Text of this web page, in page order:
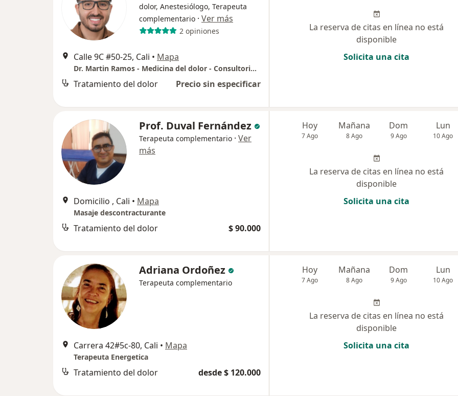
dolor, Anestesiólogo, Terapeuta
complementario · Ver más
2 opiniones
Calle 9C #50-25, Cali • Mapa
Dr. Martin Ramos - Medicina del dolor - Consultorio 808
Tratamiento del dolor Precio sin especificar
La reserva de citas en línea no está
disponible
Solicita una cita
Prof. Duval Fernández
Terapeuta complementario · Ver
más
Domicilio , Cali • Mapa
Masaje descontracturante
Tratamiento del dolor $ 90.000
Hoy
7 Ago
Mañana
8 Ago
Dom
9 Ago
Lun
10 Ago
La reserva de citas en línea no está
disponible
Solicita una cita
Adriana Ordoñez
Terapeuta complementario
Carrera 42#5c-80, Cali • Mapa
Terapeuta Energetica
Tratamiento del dolor desde $ 120.000
Hoy
7 Ago
Mañana
8 Ago
Dom
9 Ago
Lun
10 Ago
La reserva de citas en línea no está
disponible
Solicita una cita